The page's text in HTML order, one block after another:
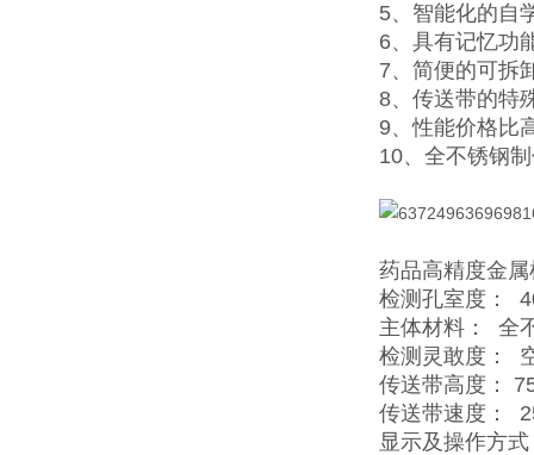
5、智能化的自
6、具有记忆功
7、简便的可拆
8、传送带的特
9、性能价格比
10、全不锈钢
药品高精度金
检测孔室度：
主体材料： 全
检测灵敢度：
传送带高度：
传送带速度：
显示及操作方